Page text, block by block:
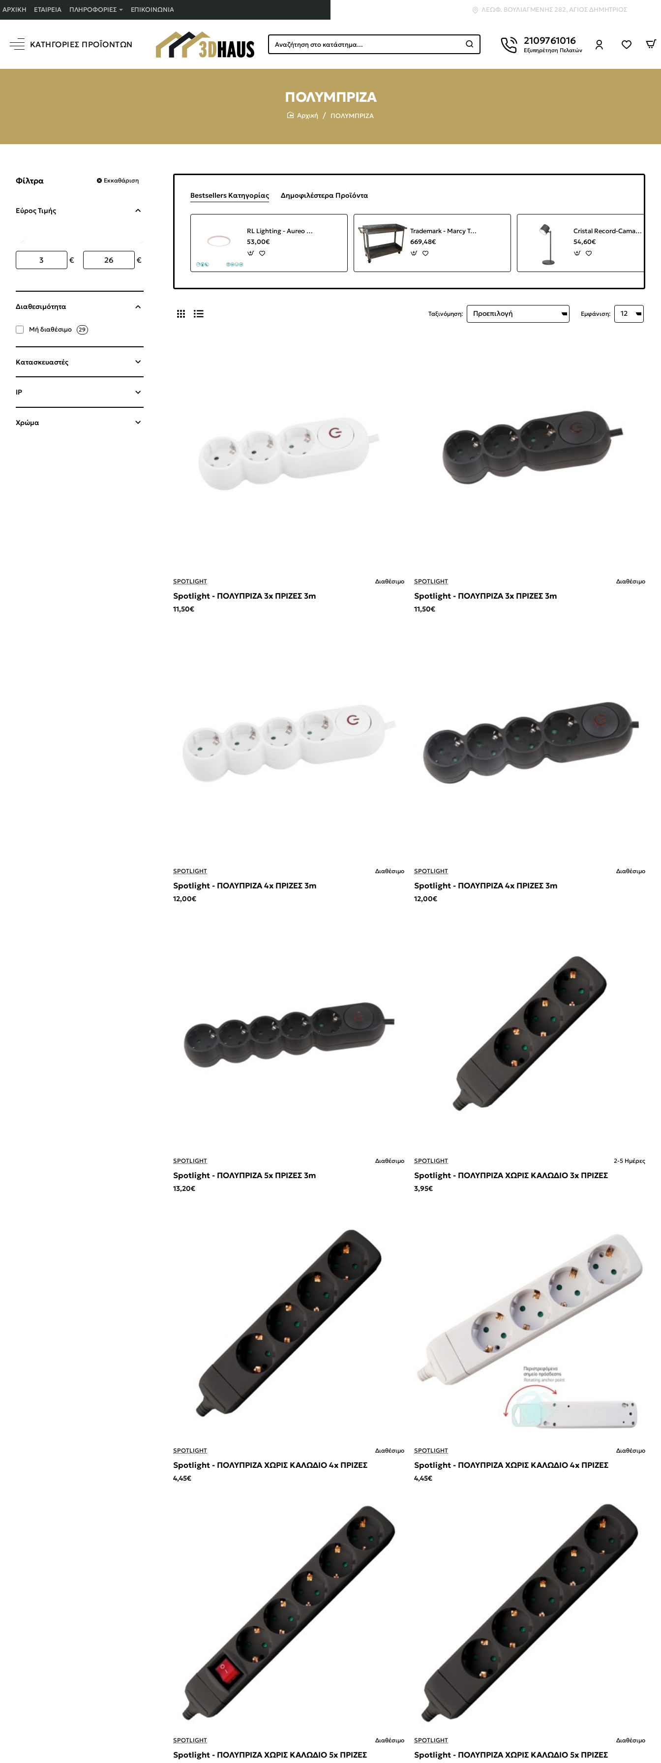
ΑΡΧΙΚΉ ΕΤΑΙΡΕΊΑ ΠΛΗΡΟΦΟΡΊΕΣ ΕΠΙΚΟΙΝΩΝΊΑ ΛΕΩΦ. ΒΟΥΛΙΑΓΜΈΝΗΣ 282, ΆΓΙΟΣ ΔΗΜΉΤΡΙΟΣ
ΚΑΤΗΓΟΡΊΕΣ ΠΡΟΪΌΝΤΩΝ
Αναζήτηση
στο
2109761016
Εξυπηρέτηση Πελατών
ΠΟΛΥΜΠΡΙΖΑ
ΠΟΛΥΜΠΡΙΖΑ
Φίλτρα Εκκαθάριση
Εύρος Τιμής
€ €
Διαθεσιμότητα
Μή διαθέσιμο 29
Κατασκευαστές
IP
Χρώμα
Bestsellers Κατηγορίας Δημοφιλέστερα Προϊόντα
RL Lighting - Aureo Φωτιστικό Οροφής LED 3000 - 6000K Λευκό Ματ ΚΩΔ.-R64371131
53,00€
Trademark - Marcy Τραπέζι τρόλεϊ από γαλβανισμένο σίδερο Υ:92 x Π:130 x Β:45 cm
669,48€
Cristal Record-Camaleon Επαναφορτιζόμενο Επιτραπέζιο Φωτιστικό LED 6W 330Lm CCT, Μαύρο
54,60€
Ταξινόμηση: Εμφάνιση:
SPOTLIGHT Διαθέσιμο
Spotlight - ΠΟΛΥΠΡΙΖΑ 3x ΠΡΙΖΕΣ 3m
11,50€
SPOTLIGHT Διαθέσιμο
Spotlight - ΠΟΛΥΠΡΙΖΑ 3x ΠΡΙΖΕΣ 3m
11,50€
SPOTLIGHT Διαθέσιμο
Spotlight - ΠΟΛΥΠΡΙΖΑ 4x ΠΡΙΖΕΣ 3m
12,00€
SPOTLIGHT Διαθέσιμο
Spotlight - ΠΟΛΥΠΡΙΖΑ 4x ΠΡΙΖΕΣ 3m
12,00€
SPOTLIGHT Διαθέσιμο
Spotlight - ΠΟΛΥΠΡΙΖΑ 5x ΠΡΙΖΕΣ 3m
13,20€
SPOTLIGHT 2-5 Ημέρες
Spotlight - ΠΟΛΥΠΡΙΖΑ ΧΩΡΙΣ ΚΑΛΩΔΙΟ 3x ΠΡΙΖΕΣ
3,95€
SPOTLIGHT Διαθέσιμο
Spotlight - ΠΟΛΥΠΡΙΖΑ ΧΩΡΙΣ ΚΑΛΩΔΙΟ 4x ΠΡΙΖΕΣ
4,45€
SPOTLIGHT Διαθέσιμο
Spotlight - ΠΟΛΥΠΡΙΖΑ ΧΩΡΙΣ ΚΑΛΩΔΙΟ 4x ΠΡΙΖΕΣ
4,45€
SPOTLIGHT Διαθέσιμο
Spotlight - ΠΟΛΥΠΡΙΖΑ ΧΩΡΙΣ ΚΑΛΩΔΙΟ 5x ΠΡΙΖΕΣ
SPOTLIGHT Διαθέσιμο
Spotlight - ΠΟΛΥΠΡΙΖΑ ΧΩΡΙΣ ΚΑΛΩΔΙΟ 5x ΠΡΙΖΕΣ